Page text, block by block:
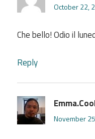
October 22,
Che bello! Odio il
Reply
November